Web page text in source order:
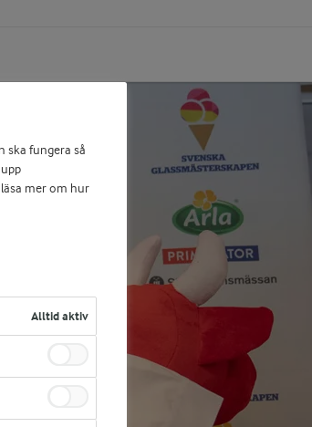
ska fungera så
mer om hur
Alltid aktiv